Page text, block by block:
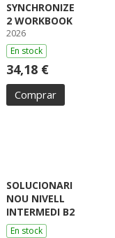
SYNCHRONIZE
2 WORKBOOK
2026
En stock
34,18 €
Comprar
SOLUCIONARI
NOU NIVELL
INTERMEDI B2
En stock